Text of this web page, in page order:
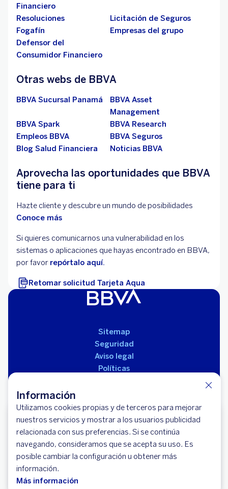
Información
Utilizamos cookies propias y de terceros para mejorar
nuestros servicios y mostrar a los usuarios publicidad
relacionada con sus preferencias. Si se continúa
navegando, consideramos que se acepta su uso. Es
posible cambiar la configuración u obtener más
información.
Más información
Súmate a los 120 ganadores
Descubre cómo participar por un
bono de vivienda de $120 millones.
Aplican T&C
Financiero
Resoluciones
Licitación de Seguros
Fogafín
Empresas del grupo
Defensor del
Consumidor Financiero
Otras webs de BBVA
BBVA Sucursal Panamá
BBVA Asset
Management
BBVA Spark
BBVA Research
Empleos BBVA
BBVA Seguros
Blog Salud Financiera
Noticias BBVA
Aprovecha las oportunidades que BBVA
tiene para ti
Hazte cliente y descubre un mundo de posibilidades
Conoce más
Si quieres comunicarnos una vulnerabilidad en los
sistemas o aplicaciones que hayas encontrado en BBVA,
por favor repórtalo aquí.
Retomar solicitud Tarjeta Aqua
Sitemap
Seguridad
Aviso legal
Políticas
© 2026 BBVA Banco Bilbao Vizcaya Argentaria